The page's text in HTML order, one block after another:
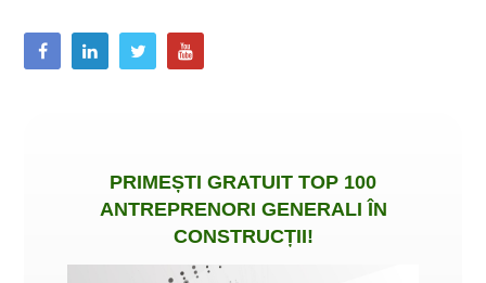
PRIMEȘTI GRATUIT TOP 100
ANTREPRENORI GENERALI ÎN
CONSTRUCȚII!